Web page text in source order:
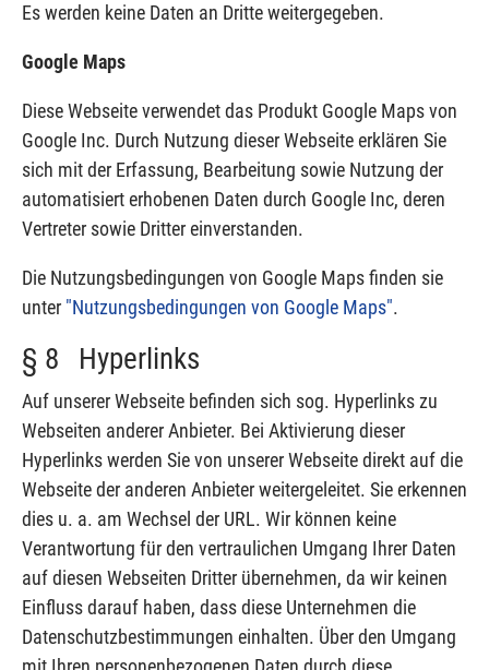
Es werden keine Daten an Dritte weitergegeben.
Google Maps
Diese Webseite verwendet das Produkt Google Maps von
Google Inc. Durch Nutzung dieser Webseite erklären Sie
sich mit der Erfassung, Bearbeitung sowie Nutzung der
automatisiert erhobenen Daten durch Google Inc, deren
Vertreter sowie Dritter einverstanden.
Die Nutzungsbedingungen von Google Maps finden sie
unter "Nutzungsbedingungen von Google Maps".
§ 8 Hyperlinks
Auf unserer Webseite befinden sich sog. Hyperlinks zu
Webseiten anderer Anbieter. Bei Aktivierung dieser
Hyperlinks werden Sie von unserer Webseite direkt auf die
Webseite der anderen Anbieter weitergeleitet. Sie erkennen
dies u. a. am Wechsel der URL. Wir können keine
Verantwortung für den vertraulichen Umgang Ihrer Daten
auf diesen Webseiten Dritter übernehmen, da wir keinen
Einfluss darauf haben, dass diese Unternehmen die
Datenschutzbestimmungen einhalten. Über den Umgang